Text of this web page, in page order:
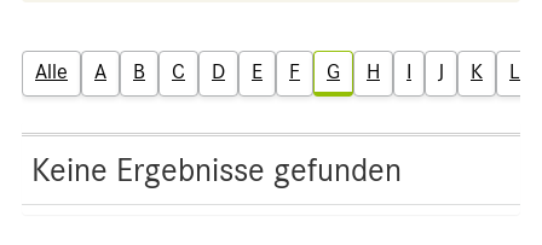
Alle A B C D E F G H I J K L
Keine Ergebnisse gefunden